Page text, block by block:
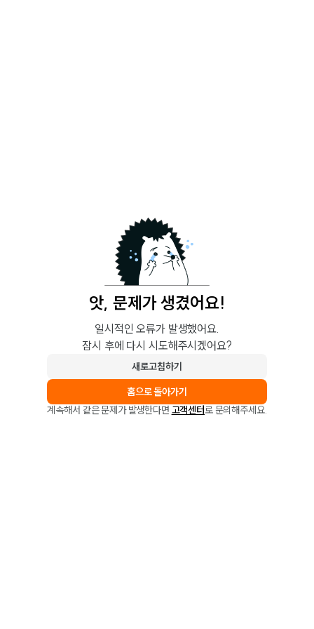
앗, 문제가 생겼어요!
일시적인 오류가 발생했어요.
잠시 후에 다시 시도해주시겠어요?
새로고침하기
홈으로 돌아가기
계속해서 같은 문제가 발생한다면 고객센터로 문의해주세요.